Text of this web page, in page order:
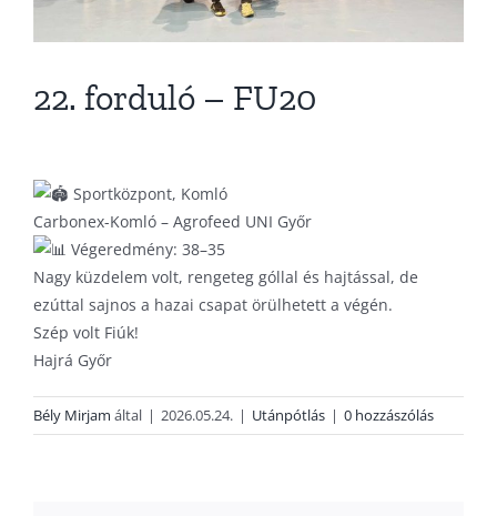
22. forduló – FU20
Sportközpont, Komló
Carbonex-Komló – Agrofeed UNI Győr
Végeredmény: 38–35
Nagy küzdelem volt, rengeteg góllal és hajtással, de
ezúttal sajnos a hazai csapat örülhetett a végén.
Szép volt Fiúk!
Hajrá Győr
Bély Mirjam által | 2026.05.24. | Utánpótlás | 0 hozzászólás